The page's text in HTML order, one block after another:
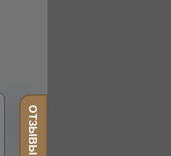
ОТЗЫВЫ